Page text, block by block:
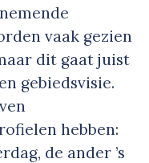
vaak gezien
dit gaat juist
gebiedsvisie.
hebben:
de ander ’s